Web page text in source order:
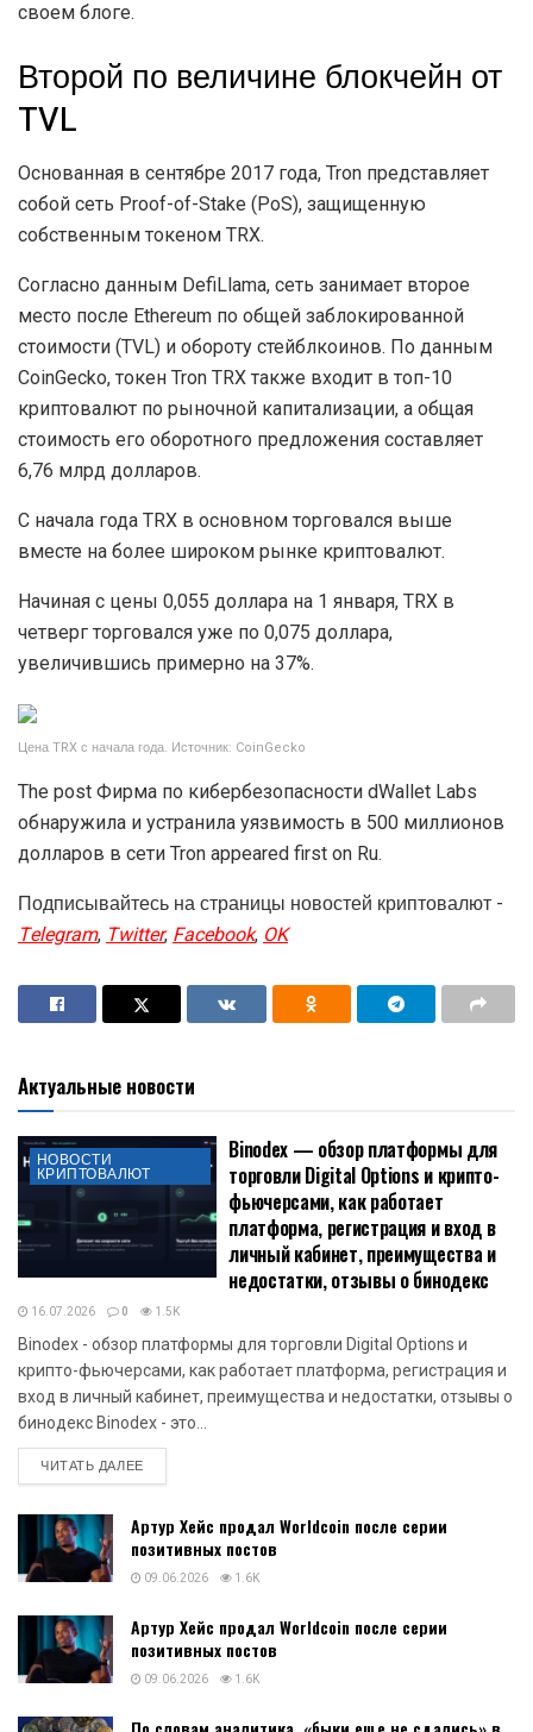
своем блоге.
Второй по величине блокчейн от
TVL
Основанная в сентябре 2017 года, Tron представляет
собой сеть Proof-of-Stake (PoS), защищенную
собственным токеном TRX.
Согласно данным DefiLlama, сеть занимает второе
место после Ethereum по общей заблокированной
стоимости (TVL) и обороту стейблкоинов. По данным
CoinGecko, токен Tron TRX также входит в топ-10
криптовалют по рыночной капитализации, а общая
стоимость его оборотного предложения составляет
6,76 млрд долларов.
С начала года TRX в основном торговался выше
вместе на более широком рынке криптовалют.
Начиная с цены 0,055 доллара на 1 января, TRX в
четверг торговался уже по 0,075 доллара,
увеличившись примерно на 37%.
Цена TRX с начала года. Источник: CoinGecko
The post Фирма по кибербезопасности dWallet Labs
обнаружила и устранила уязвимость в 500 миллионов
долларов в сети Tron appeared first on Ru.
Подписывайтесь на страницы новостей криптовалют -
Telegram, Twitter, Facebook, OK
Актуальные новости
НОВОСТИ
КРИПТОВАЛЮТ
Binodex — обзор платформы для
торговли Digital Options и крипто-
фьючерсами, как работает
платформа, регистрация и вход в
личный кабинет, преимущества и
недостатки, отзывы о бинодекс
16.07.2026 0 1.5K
Binodex - обзор платформы для торговли Digital Options и
крипто-фьючерсами, как работает платформа, регистрация и
вход в личный кабинет, преимущества и недостатки, отзывы о
бинодекс Binodex - это...
ЧИТАТЬ ДАЛЕЕDETAILS
Артур Хейс продал Worldcoin после серии
позитивных постов
09.06.2026 1.6K
Артур Хейс продал Worldcoin после серии
позитивных постов
09.06.2026 1.6K